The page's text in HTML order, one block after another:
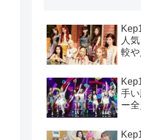
人
較
手
ー